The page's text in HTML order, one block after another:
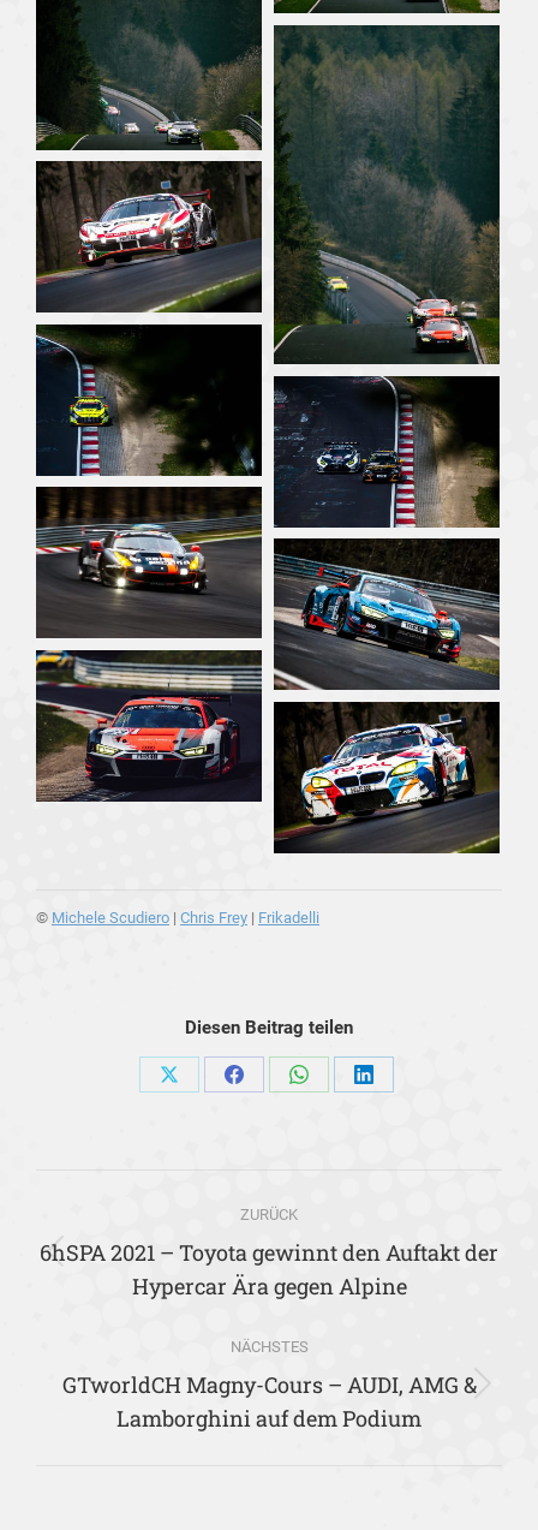
© Michele Scudiero | Chris Frey | Frikadelli
Diesen Beitrag teilen
Share
Share
Share
Share
Kommentarnavigation
ZURÜCK
Vorheriger
Beitrag:
6hSPA 2021 – Toyota gewinnt den Auftakt der
Hypercar Ära gegen Alpine
NÄCHSTES
Nächster
Beitrag:
GTworldCH Magny-Cours – AUDI, AMG &
Lamborghini auf dem Podium